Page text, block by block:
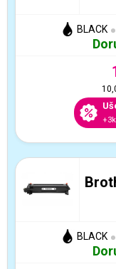
BLACK
BLACK